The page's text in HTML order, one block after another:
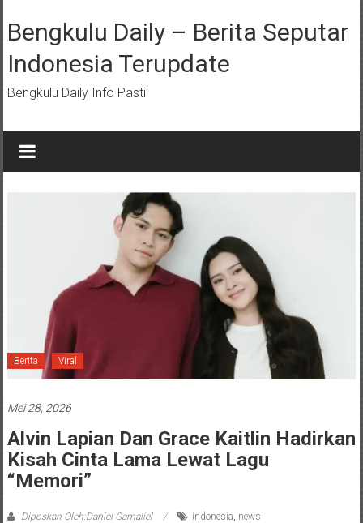
ke
konten
Bengkulu Daily – Berita Seputar
Indonesia Terupdate
Bengkulu Daily Info Pasti
Berita Viral
Mei 28, 2026
Alvin Lapian Dan Grace Kaitlin Hadirkan
Kisah Cinta Lama Lewat Lagu
“Memori”
Diposkan Oleh:Daniel Gamaliel indonesia news